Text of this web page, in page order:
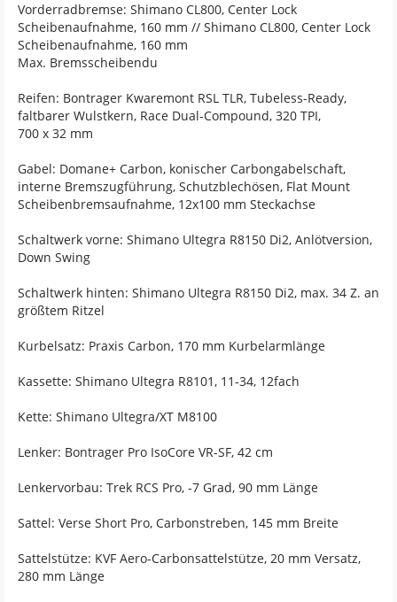
Vorderradbremse: Shimano CL800, Center Lock
Scheibenaufnahme, 160 mm // Shimano CL800, Center Lock
Scheibenaufnahme, 160 mm
Max. Bremsscheibendu
Reifen: Bontrager Kwaremont RSL TLR, Tubeless-Ready,
faltbarer Wulstkern, Race Dual-Compound, 320 TPI,
700 x 32 mm
Gabel: Domane+ Carbon, konischer Carbongabelschaft,
interne Bremszugführung, Schutzblechösen, Flat Mount
Scheibenbremsaufnahme, 12x100 mm Steckachse
Schaltwerk vorne: Shimano Ultegra R8150 Di2, Anlötversion,
Down Swing
Schaltwerk hinten: Shimano Ultegra R8150 Di2, max. 34 Z. an
größtem Ritzel
Kurbelsatz: Praxis Carbon, 170 mm Kurbelarmlänge
Kassette: Shimano Ultegra R8101, 11-34, 12fach
Kette: Shimano Ultegra/XT M8100
Lenker: Bontrager Pro IsoCore VR-SF, 42 cm
Lenkervorbau: Trek RCS Pro, -7 Grad, 90 mm Länge
Sattel: Verse Short Pro, Carbonstreben, 145 mm Breite
Sattelstütze: KVF Aero-Carbonsattelstütze, 20 mm Versatz,
280 mm Länge